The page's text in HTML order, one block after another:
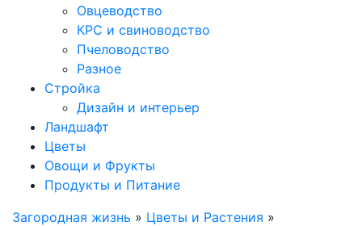
Овцеводство
КРС и свиноводство
Пчеловодство
Разное
Стройка
Дизайн и интерьер
Ландшафт
Цветы
Овощи и Фрукты
Продукты и Питание
Загородная жизнь » Цветы и Растения »